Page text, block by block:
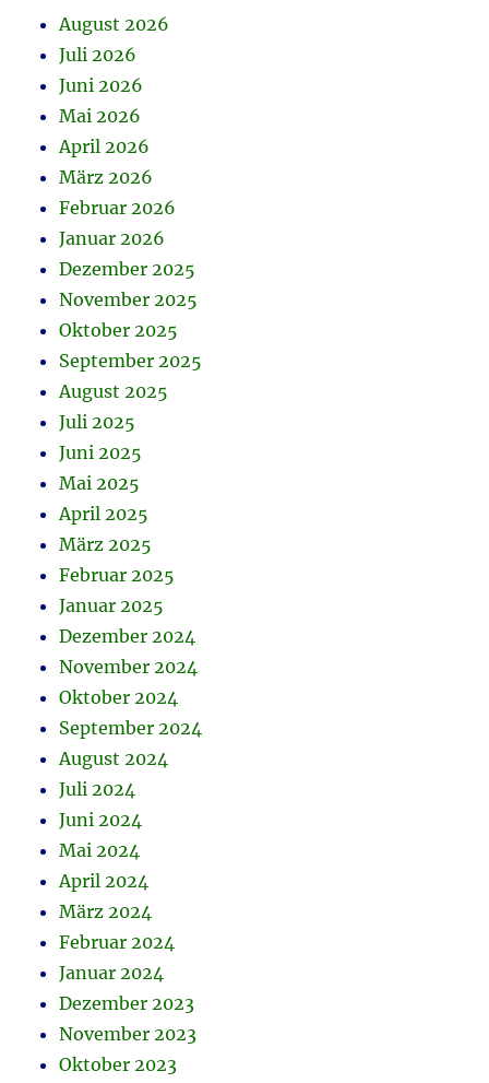
August 2026
Juli 2026
Juni 2026
Mai 2026
April 2026
März 2026
Februar 2026
Januar 2026
Dezember 2025
November 2025
Oktober 2025
September 2025
August 2025
Juli 2025
Juni 2025
Mai 2025
April 2025
März 2025
Februar 2025
Januar 2025
Dezember 2024
November 2024
Oktober 2024
September 2024
August 2024
Juli 2024
Juni 2024
Mai 2024
April 2024
März 2024
Februar 2024
Januar 2024
Dezember 2023
November 2023
Oktober 2023